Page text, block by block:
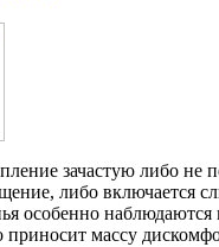
зачастую либо не
либо включается
особенно наблюдаются
приносит массу